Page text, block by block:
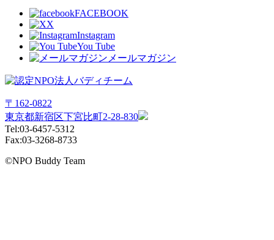
FACEBOOK
X
Instagram
You Tube
メールマガジン
〒162-0822
東京都新宿区下宮比町2-28-830
Tel:03-6457-5312
Fax:03-3268-8733
©NPO Buddy Team